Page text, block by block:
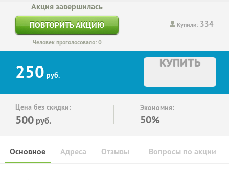
Купили: 334
Акция завершилась
ПОВТОРИТЬ АКЦИЮ
Человек проголосовало: 0
250 руб.
КУПИТЬ
Цена без скидки:
500 руб.
Экономия:
50%
Основное Отзывы Вопросы по акции
Адреса